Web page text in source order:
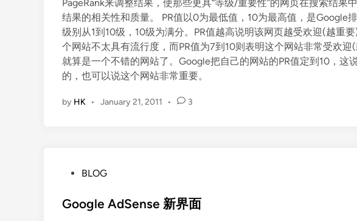
停
止
运
行
PageRank来调整结果，使那些更具“等级/重要性”的网页在搜索结果
结果的相关性和质量。 PR值以0为最低值，10为最高值，是Google
级别从1到10级，10级为满分。PR值越高说明该网页越受欢迎(越重
个网站不太具有流行度，而PR值为7到10则表明这个网站非常受欢迎
就算是一个不错的网站了。Google把自己的网站的PR值定到10，这
的，也可以说这个网站非常重要。
by HK • January 21, 2011 • 3
s
BLOG
Google AdSense 新界面